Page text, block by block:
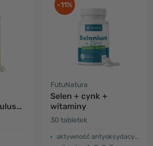
-11%
FutuNatura
Selen + cynk +
witaminy
30 tabletek
aktywność antyoksydacyjna